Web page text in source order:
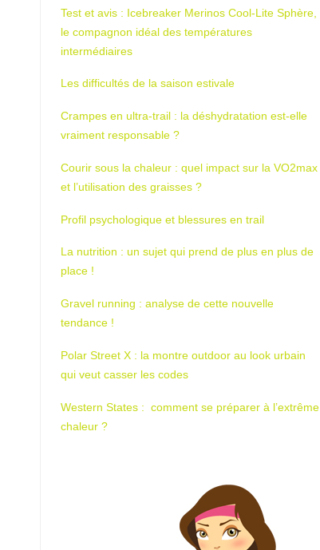
Test et avis : Icebreaker Merinos Cool-Lite Sphère,
le compagnon idéal des températures
intermédiaires
Les difficultés de la saison estivale
Crampes en ultra-trail : la déshydratation est-elle
vraiment responsable ?
Courir sous la chaleur : quel impact sur la VO2max
et l’utilisation des graisses ?
Profil psychologique et blessures en trail
La nutrition : un sujet qui prend de plus en plus de
place !
Gravel running : analyse de cette nouvelle
tendance !
Polar Street X : la montre outdoor au look urbain
qui veut casser les codes
Western States : comment se préparer à l’extrême
chaleur ?